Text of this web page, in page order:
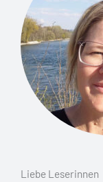
Liebe Leserinnen